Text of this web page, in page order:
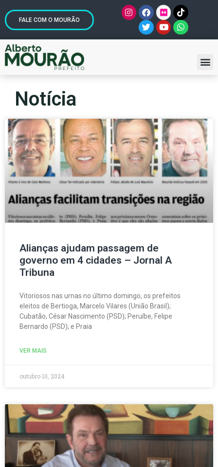
FALE COM O MOURÃO
Notícia
Alianças ajudam passagem de
governo em 4 cidades – Jornal A
Tribuna
Vitoriosos nas urnas no último domingo, os prefeitos
eleitos de Bertioga, Marcelo Vilares (União Brasil);
Cubatão, César Nascimento (PSD); Peruíbe, Felipe
Bernardo (PSD); e Praia
VER MAIS
outubro 10, 2024